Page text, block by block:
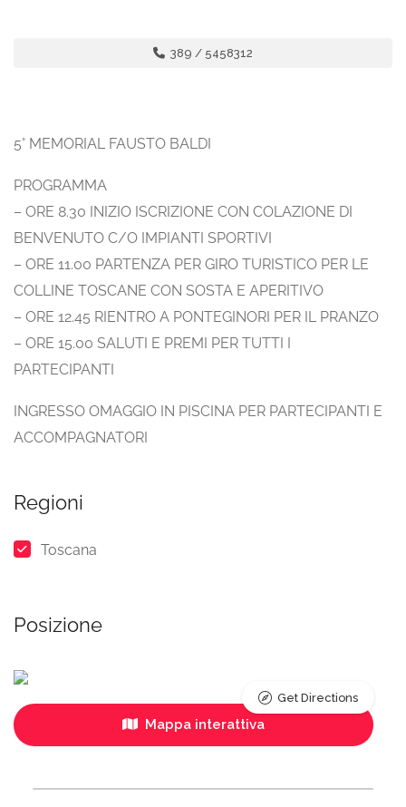
389 / 5458312
5° MEMORIAL FAUSTO BALDI
PROGRAMMA
– ORE 8.30 INIZIO ISCRIZIONE CON COLAZIONE DI
BENVENUTO C/O IMPIANTI SPORTIVI
– ORE 11.00 PARTENZA PER GIRO TURISTICO PER LE
COLLINE TOSCANE CON SOSTA E APERITIVO
– ORE 12.45 RIENTRO A PONTEGINORI PER IL PRANZO
– ORE 15.00 SALUTI E PREMI PER TUTTI I
PARTECIPANTI
INGRESSO OMAGGIO IN PISCINA PER PARTECIPANTI E
ACCOMPAGNATORI
Regioni
Toscana
Posizione
Mappa interattiva
Get Directions